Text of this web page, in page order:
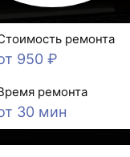
ремонта
950 ₽
ремонта
30 мин